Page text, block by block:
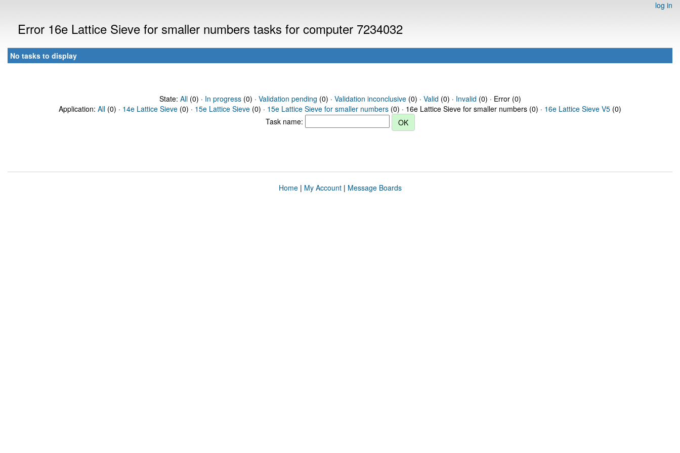
log in
Error 16e Lattice Sieve for smaller numbers tasks for computer 7234032
No tasks to display
State: All(0) · In progress(0) · Validation pending (0) · Validation inconclusive(0) · Valid (0) · Invalid (0) · Error (0)
Application: All (0) · 14e Lattice Sieve (0) · 15e Lattice Sieve (0) · 15e Lattice Sieve for smaller numbers (0) · 16e Lattice Sieve for smaller numbers (0) · 16e Lattice Sieve V5 (0)
Task name:
Home| My Account| Message Boards